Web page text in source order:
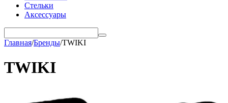
Стельки
Аксессуары
Главная/Бренды/TWIKI
TWIKI